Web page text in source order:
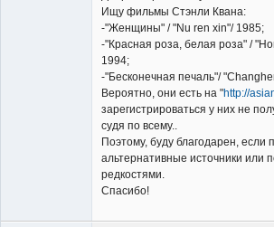
Ищу фильмы Стэнли Квана:
-"Женщины" / "Nu ren xin"/ 1985;
-"Красная роза, белая роза" /
1994;
-"Бесконечная печаль"/
Вероятно, они есть на "http://
зарегистрироваться у них не
судя по всему..
Поэтому, буду благодарен, если
альтернативные источники или
редкостями.
Спасибо!